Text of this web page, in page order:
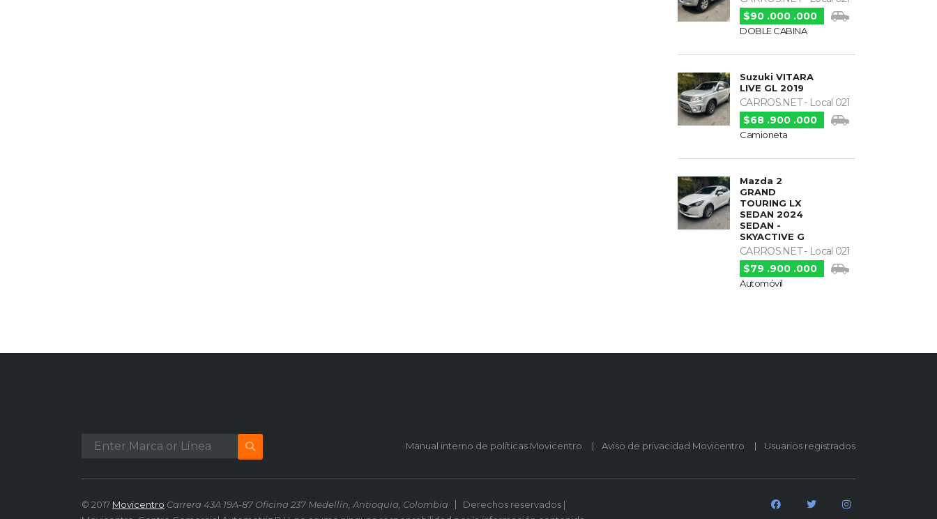
$90 .000 .000
DOBLE CABINA
Suzuki VITARA
LIVE GL 2019
CARROS.NET - Local 021
$68 .900 .000
Camioneta
Mazda 2
GRAND
TOURING LX
SEDAN 2024
SEDAN -
SKYACTIVE G
CARROS.NET - Local 021
$79 .900 .000
Automóvil
Manual interno de políticas Movicentro Aviso de privacidad Movicentro Usuarios registrados
© 2017 Movicentro Carrera 43A 19A-87 Oficina 237 Medellín, Antioquia, Colombia
Derechos reservados |